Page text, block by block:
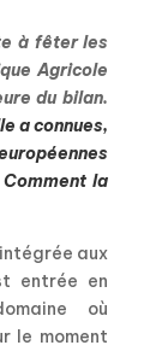
à fêter les
Agricole
du bilan.
a connues,
la
aux
entrée en
où
le moment